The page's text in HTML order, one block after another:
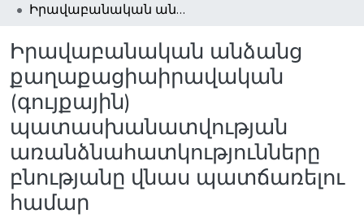
Իրավաբանական անձանց քաղաքացիաիրավական (գույքային) պատասխանատվության առանձնահատկությունները բնությանը վնաս պատճառելու համար
Իրավաբանական անձանց
քաղաքացիաիրավական
(գույքային)
պատասխանատվության
առանձնահատկությունները
բնությանը վնաս պատճառելու
համար